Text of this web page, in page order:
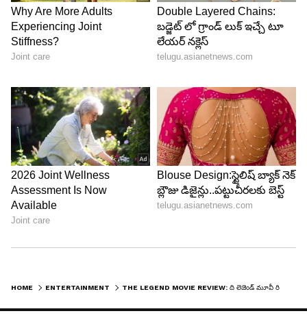
4
8
HOME ENTERTAINMENT